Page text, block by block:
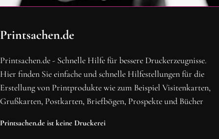
OH SCHON AM ENDE ANGEKOMMEN
BLEIBE MIT UNS IN VERBINDUNG!
Erhalte die neusten Beiträge, sichere dir Top-Angebote und
abonniere unseren Newsletter.
NEWSLETTER ABONNIEREN
Printsachen.de
Printsachen.de - Schnelle Hilfe für bessere Druckerzeugnisse.
Hier finden Sie einfache und schnelle Hilfestellungen für die
Erstellung von Printprodukte wie zum Beispiel Visitenkarten,
Grußkarten, Postkarten, Briefbögen, Prospekte und Bücher
Printsachen.de ist keine Druckerei